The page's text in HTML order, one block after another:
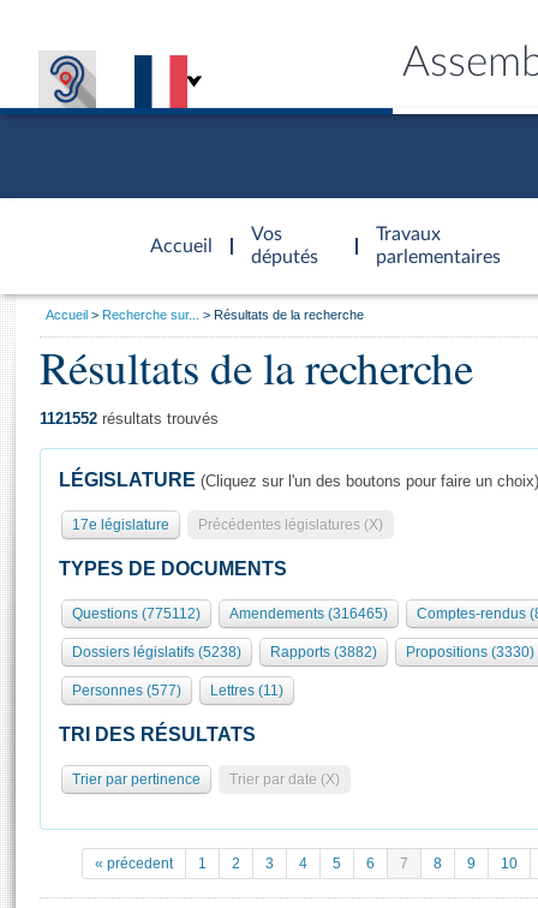
Accueil
d'accueil
Vos
députés
Travaux
parlementaires
Présidence
577 députés
Groupes politiques
Élections législatives
Séance publique
Commissions et autres organes
Europe et International
Contrôle et évaluation
Congrès
Pétitions
Documents parlementaires
Général
Rôle et pouvoirs de l'Assemblée
Organisation de l'Assemblée
Présidence Conférence des Présidents Bureau Collège des
Statistiques et chiffres clés
Transparence et déontologie
Visiter l'Assemblée
Visite virtuelle du palais Bourbon
Assister à une séance
Accès des chercheurs à l’Assemblée
Les évènements
Les archives
Vous
Accueil Recherche sur... Résultats de la recherche
Résultats de la recherche
1121552 résultats trouvés
LÉGISLATURE (Cliquez sur l'un des boutons pour faire un choix)
17e législature Précédentes législatures (X)
TYPES DE DOCUMENTS
Questions (775112) Amendements (316465) Comptes-rendus
Dossiers législatifs (5238) Rapports (3882) Propositions (3330)
Personnes (577) Lettres (11)
TRI DES RÉSULTATS
Trier par pertinence Trier par date (X)
« précedent 1 2 3 4 5 6 7 8 9 10